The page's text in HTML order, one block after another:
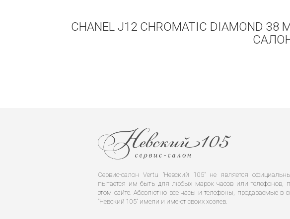
CHANEL J12 CHROMATIC
Сервис-салон Vertu "Невский 105" не является
пытается им быть для любых марок часов или телефонов,
этом сайте. Абсолютно все часы и телефоны, продаваемые в
"Невский 105" имели и имеют своих хозяев.